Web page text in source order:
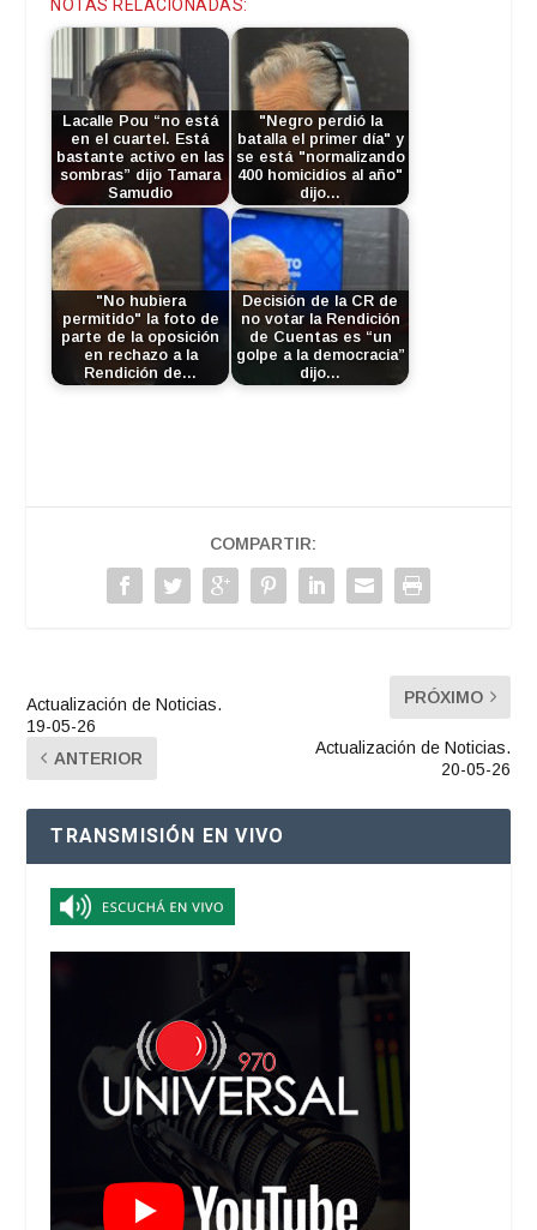
NOTAS RELACIONADAS:
Lacalle Pou “no está
en el cuartel. Está
bastante activo en las
sombras” dijo Tamara
Samudio
"Negro perdió la
batalla el primer día" y
se está "normalizando
400 homicidios al año"
dijo…
"No hubiera
permitido" la foto de
parte de la oposición
en rechazo a la
Rendición de…
Decisión de la CR de
no votar la Rendición
de Cuentas es “un
golpe a la democracia”
dijo…
COMPARTIR:
Actualización de Noticias.
19-05-26
ANTERIOR
PRÓXIMO
Actualización de Noticias.
20-05-26
TRANSMISIÓN EN VIVO